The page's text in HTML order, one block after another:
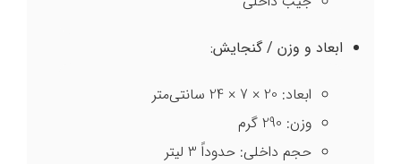
ابعاد و وزن / گنجایش:
ابعاد: 20 × 7 × 24 سانتی‌متر
وزن: 290 گرم
حجم داخلی: حدوداً 3 لیتر